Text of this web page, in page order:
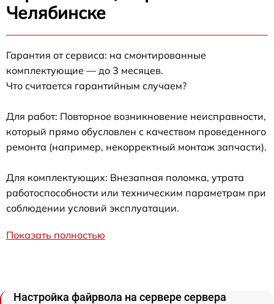
Челябинске
Гарантия от сервиса: на смонтированные
комплектующие — до 3 месяцев.
Что считается гарантийным случаем?
Для работ: Повторное возникновение неисправности,
который прямо обусловлен с качеством проведенного
ремонта (например, некорректный монтаж запчасти).
Для комплектующих: Внезапная поломка, утрата
работоспособности или техническим параметрам при
соблюдении условий эксплуатации.
Показать полностью
Настройка файрвола на сервере сервера